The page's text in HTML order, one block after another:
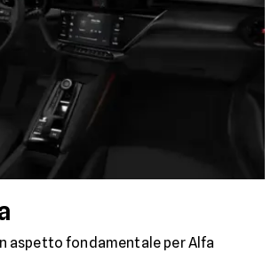
aspetto fondamentale per Alfa